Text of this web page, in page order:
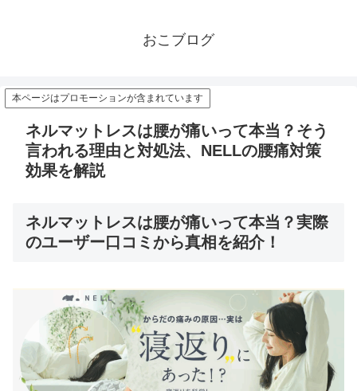
おこブログ
本ページはプロモーションが含まれています
ネルマットレスは腰が痛いって本当？そう
言われる理由と対処法、NELLの腰痛対策
効果を解説
ネルマットレスは腰が痛いって本当？実際
のユーザー口コミから真相を紹介！